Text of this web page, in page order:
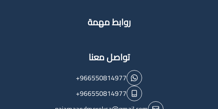
روابط مهمة
تواصل معنا
+966550814977
+966550814977